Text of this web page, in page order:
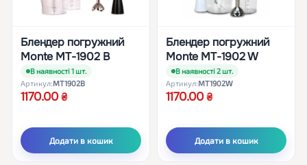
Блендер погружний
Monte MT-1902 B
В наявності 1 шт.
Артикул:MT1902B
1170.00
Додати в кошик
Блендер погружний
Monte MT-1902 W
В наявності 2 шт.
Артикул:MT1902W
1170.00
Додати в кошик